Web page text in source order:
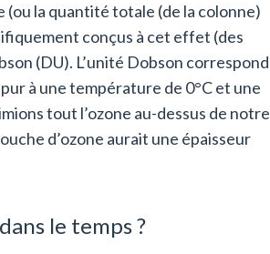
(ou la quantité totale (de la colonne)
conçus à cet effet (des
(DU). L’unité Dobson correspond
à une température de 0°C et une
tout l’ozone au-dessus de notre
d’ozone aurait une épaisseur
le temps ?